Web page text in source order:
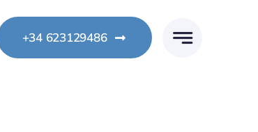
+34 623129486